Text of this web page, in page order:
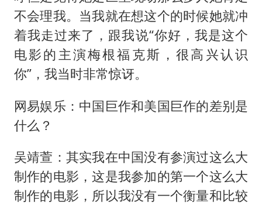
不会理我。当我就在想这个的时候她就冲
着我走过来了，跟我说“你好，我是这个
电影的主演梅根福克斯，很高兴认识
你”，我当时非常惊讶。
网易娱乐：中国巨作和美国巨作的差别是
什么？
吴靖萱：其实我在中国没有参演过这么大
制作的电影，这是我参加的第一个这么大
制作的电影，所以我没有一个衡量和比较